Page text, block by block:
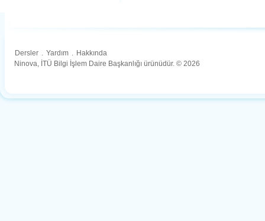
Dersler . Yardım . Hakkında
Ninova, İTÜ Bilgi İşlem Daire Başkanlığı ürünüdür. © 2026